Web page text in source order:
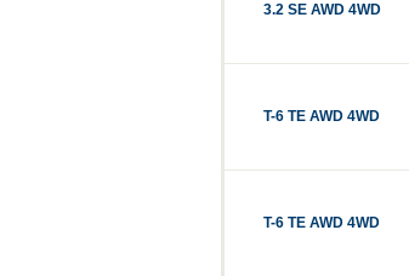
3.2 SE AWD 4WD
T-6 TE AWD 4WD
T-6 TE AWD 4WD